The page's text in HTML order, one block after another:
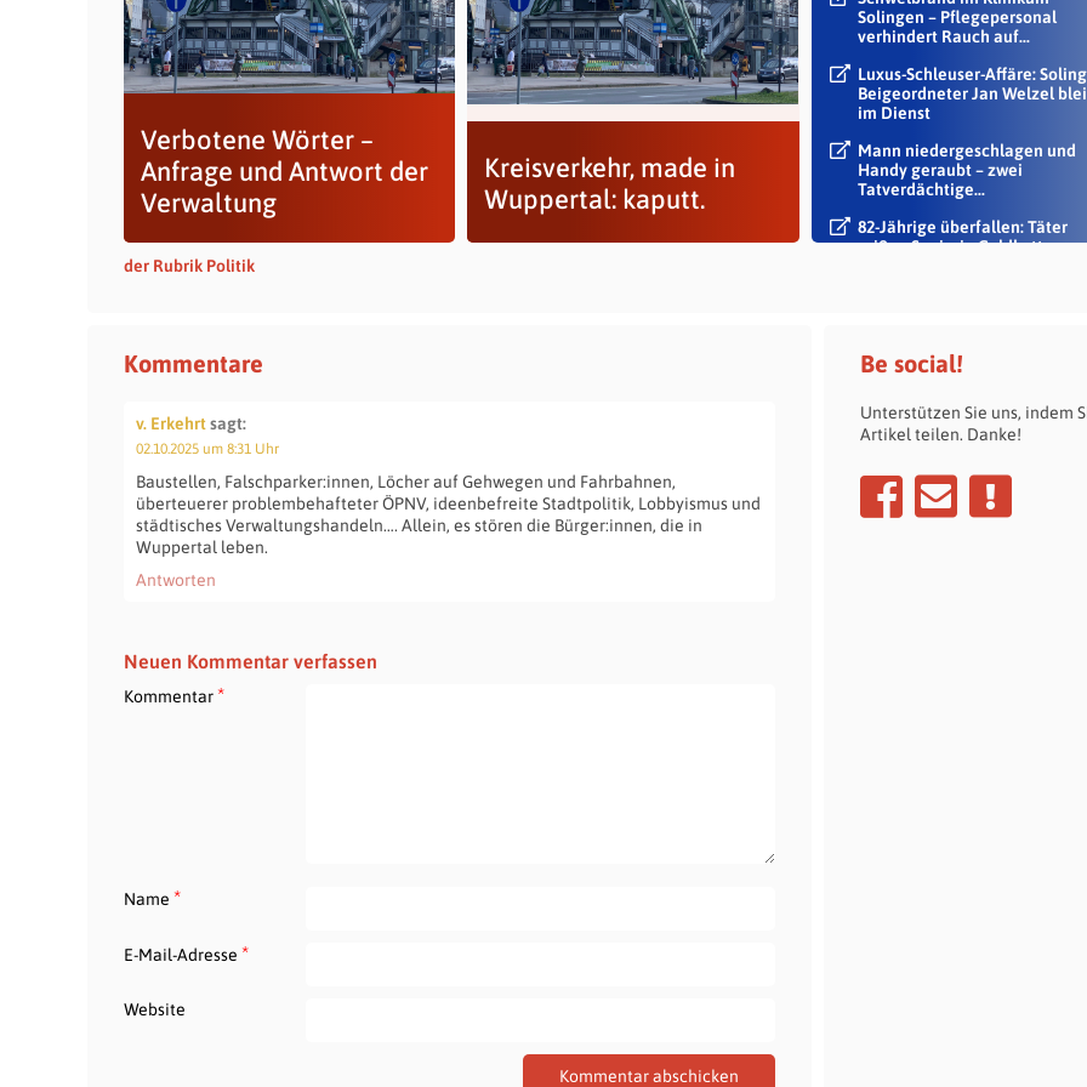
Verbotene Wörter –
Anfrage und Antwort der
Verwaltung
Kreisverkehr, made in
Wuppertal: kaputt.
Solingen – Pflegepersonal
verhindert Rauch auf...
Luxus-Schleuser-Affäre:
Beigeordneter Jan Welzel
im Dienst
Mann niedergeschlagen und
Handy geraubt – zwei
Tatverdächtige...
82-Jährige überfallen: Täter
reißen Seniorin Goldkette
der Rubrik Politik
Kommentare
v. Erkehrtsagt:
02.10.2025 um 8:31 Uhr
Baustellen, Falschparker:innen, Löcher auf Gehwegen und Fahrbahnen,
überteuerer problembehafteter ÖPNV, ideenbefreite Stadtpolitik, Lobbyismus und
städtisches Verwaltungshandeln…. Allein, es stören die Bürger:innen, die in
Wuppertal leben.
Antworten
Neuen Kommentar verfassen
Kommentar*
Name *
E-Mail-Adresse *
Website
Be social!
Unterstützen Sie uns, indem
Artikel teilen. Danke!